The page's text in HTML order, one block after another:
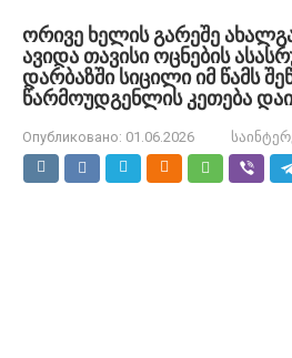
ორივე ხელის გარეშე
ავიდა თავისი ოცნების
დარბაზში სიცილი იმ წამს
წარმოუდგენლის კეთება
Опубликовано: 01.06.2026